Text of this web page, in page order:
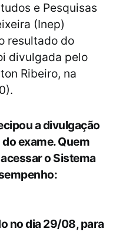
e Pesquisas
(Inep)
resultado do
divulgada pelo
Ribeiro, na
a divulgação
exame. Quem
o Sistema
no dia 29/08, para